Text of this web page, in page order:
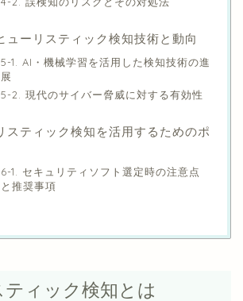
ューリスティック検知技術と動向
5-1. AI・機械学習を活用した検知技術の進
展
5-2. 現代のサイバー脅威に対する有効性
スティック検知を活用するためのポ
6-1. セキュリティソフト選定時の注意点
と推奨事項
ティック検知とは